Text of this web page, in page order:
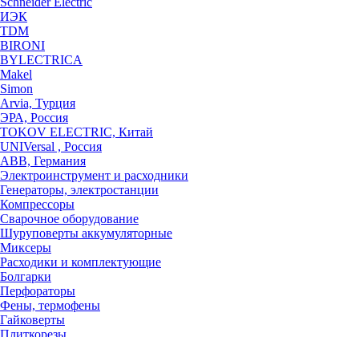
ИЭК
TDM
BIRONI
BYLECTRICA
Makel
Simon
Arvia, Турция
ЭРА, Россия
TOKOV ELECTRIC, Китай
UNIVersal , Россия
ABB, Германия
Электроинструмент и расходники
Генераторы, электростанции
Компрессоры
Сварочное оборудование
Шуруповерты аккумуляторные
Миксеры
Расходики и комплектующие
Болгарки
Перфораторы
Фены, термофены
Гайковерты
Плиткорезы